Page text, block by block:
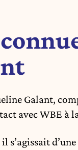
Galant,
avec WBE à
s’agissait